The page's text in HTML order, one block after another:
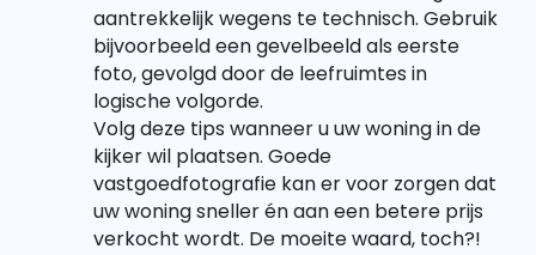
aantrekkelijk wegens te technisch. Gebruik
bijvoorbeeld een gevelbeeld als eerste
foto, gevolgd door de leefruimtes in
logische volgorde.
Volg deze tips wanneer u uw woning in de
kijker wil plaatsen. Goede
vastgoedfotografie kan er voor zorgen dat
uw woning sneller én aan een betere prijs
verkocht wordt. De moeite waard, toch?!